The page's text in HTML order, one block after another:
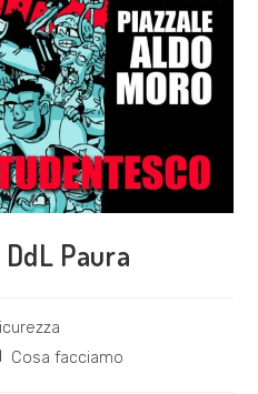
Paura
Cosa facciamo